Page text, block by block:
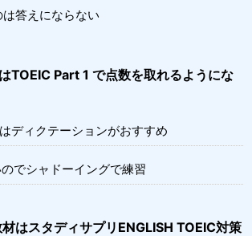
答えにならない
TOEIC Part 1 で点数を取れるようにな
ディクテーションがおすすめ
でシャドーイングで練習
はスタディサプリENGLISH TOEIC対策